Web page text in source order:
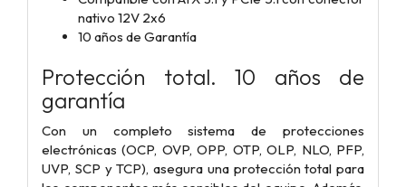
nativo 12V 2x6
10 años de Garantía
Protección total. 10 años de
garantía
Con un completo sistema de protecciones
electrónicas (OCP, OVP, OPP, OTP, OLP, NLO, PFP,
UVP, SCP y TCP), asegura una protección total para